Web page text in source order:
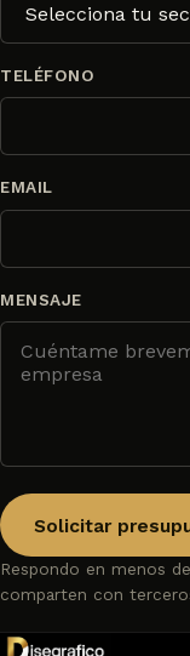
TELÉFONO
EMAIL
MENSAJE
Solicitar
Respondo en menos
comparten con